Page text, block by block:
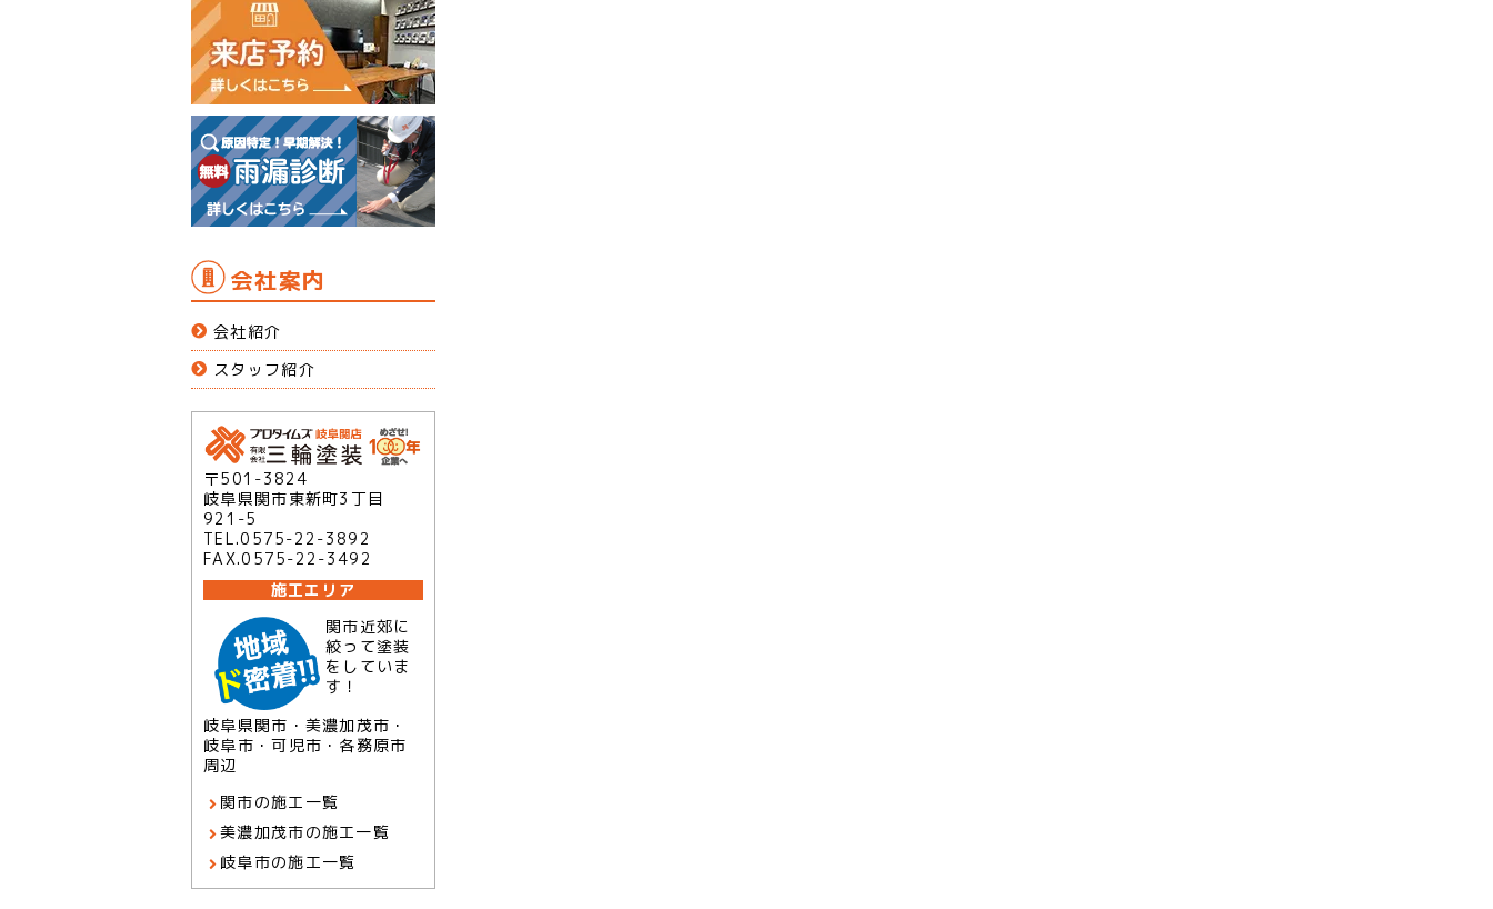
会社案内
会社紹介
スタッフ紹介
〒501-3824
岐阜県関市東新町3丁目
921-5
TEL.0575-22-3892
FAX.0575-22-3492
施工エリア
関市近郊に
絞って塗装
をしていま
す！
岐阜県関市・美濃加茂市・
岐阜市・可児市・各務原市
周辺
関市の施工一覧
美濃加茂市の施工一覧
岐阜市の施工一覧